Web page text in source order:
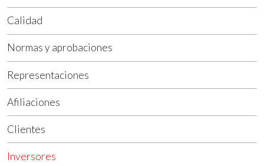
Calidad
Normas y aprobaciones
Representaciones
Afiliaciones
Clientes
Inversores